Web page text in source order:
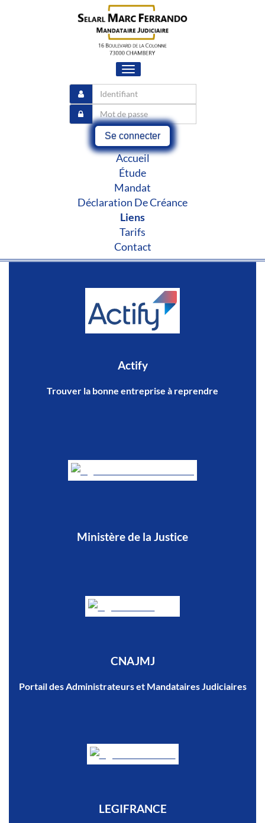
Toggle
navigation
Se connecter
Accueil
Étude
Mandat
Déclaration De Créance
Liens
Tarifs
Contact
Actify
Trouver la bonne entreprise à reprendre
Ministère de la Justice
CNAJMJ
Portail des Administrateurs et Mandataires Judiciaires
LEGIFRANCE